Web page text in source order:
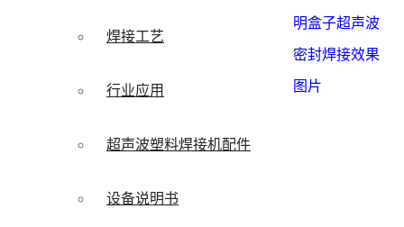
焊接工艺
行业应用
超声波塑料焊接机配件
设备说明书
明盒子超声波
密封焊接效果
图片